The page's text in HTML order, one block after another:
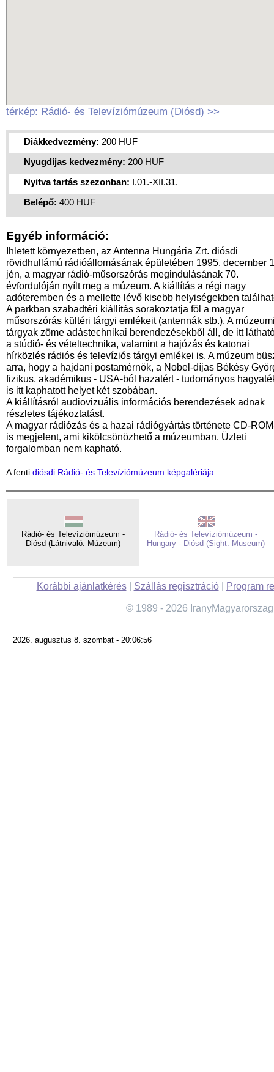
térkép: Rádió- és Televíziómúzeum (Diósd) >>
Diákkedvezmény: 200 HUF
Nyugdíjas kedvezmény: 200 HUF
Nyitva tartás szezonban: I.01.-XII.31.
Belépő: 400 HUF
Egyéb információ:
Ihletett környezetben, az Antenna Hungária Zrt. diósdi
rövidhullámú rádióállomásának épületében 1995. december
jén, a magyar rádió-műsorszórás megindulásának 70.
évfordulóján nyílt meg a múzeum. A kiállítás a régi nagy
adóteremben és a mellette lévő kisebb helyiségekben
A parkban szabadtéri kiállítás sorakoztatja föl a magyar
műsorszórás kültéri tárgyi emlékeit (antennák stb.). A
tárgyak zöme adástechnikai berendezésekből áll, de itt
a stúdió- és vételtechnika, valamint a hajózás és katonai
hírközlés rádiós és televíziós tárgyi emlékei is. A múzeum
arra, hogy a hajdani postamérnök, a Nobel-díjas Békésy
fizikus, akadémikus - USA-ból hazatért - tudományos
is itt kaphatott helyet két szobában.
A kiállításról audiovizuális információs berendezések adnak
részletes tájékoztatást.
A magyar rádiózás és a hazai rádiógyártás története CD-
is megjelent, ami kikölcsönözhető a múzeumban. Üzleti
forgalomban nem kapható.
A fenti diósdi Rádió- és Televíziómúzeum képgalériája
Rádió- és Televíziómúzeum -
Diósd (Látnivaló: Múzeum)
Rádió- és Televíziómúzeum -
Hungary - Diósd (Sight: Museum)
Korábbi ajánlatkérés| Szállás regisztráció| Program
© 1989 - 2026
2026. augusztus 8. szombat - 20:06:56